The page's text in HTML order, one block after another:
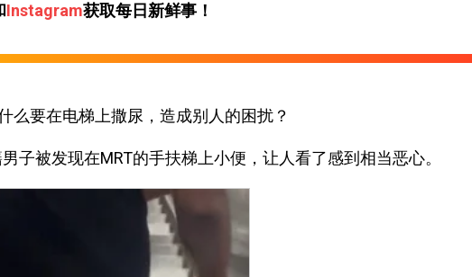
Instagram获取每日新鲜事！
么要在电梯上撒尿，造成别人的困扰？
子被发现在MRT的手扶梯上小便，让人看了感到相当恶心。